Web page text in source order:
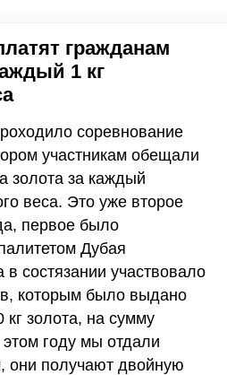
гражданам
1 кг
соревнование
участникам обещали
золота за каждый
веса. Это уже второе
первое было
Дубая
состязании участвовало
которым было выдано
золота, на сумму
году мы отдали
они получают двойную